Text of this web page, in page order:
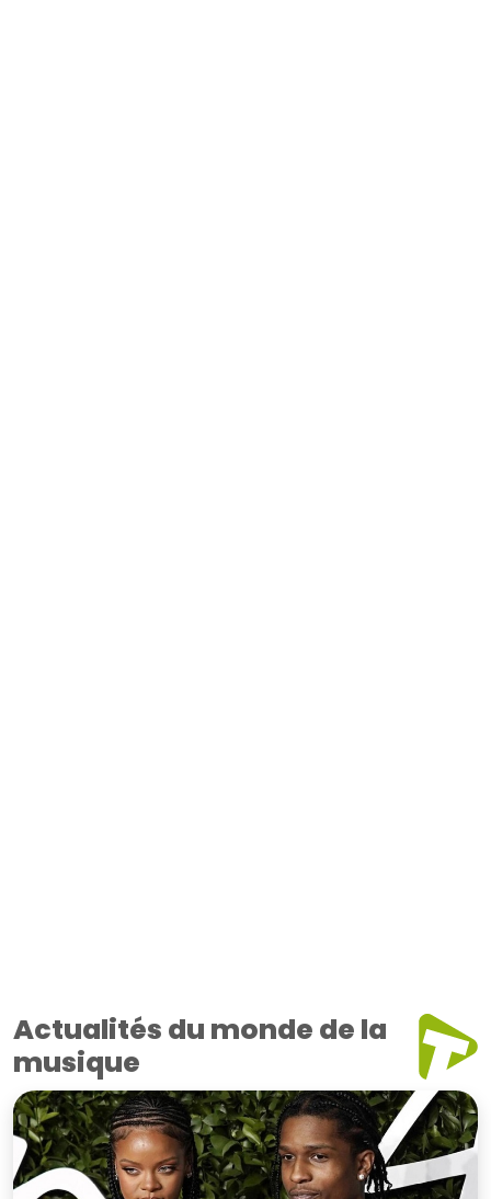
Actualités du monde de la
musique